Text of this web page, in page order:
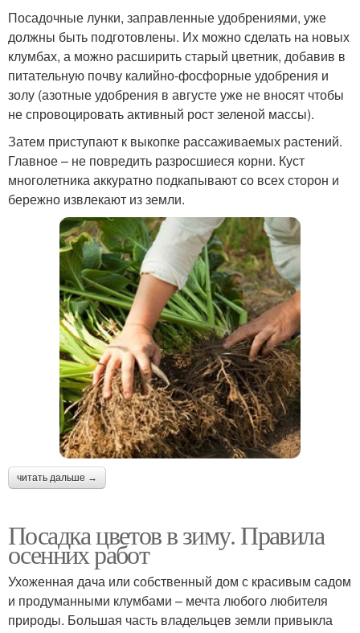
Посадочные лунки, заправленные удобрениями, уже
должны быть подготовлены. Их можно сделать на новых
клумбах, а можно расширить старый цветник, добавив в
питательную почву калийно-фосфорные удобрения и
золу (азотные удобрения в августе уже не вносят чтобы
не спровоцировать активный рост зеленой массы).
Затем приступают к выкопке рассаживаемых растений.
Главное – не повредить разросшиеся корни. Куст
многолетника аккуратно подкапывают со всех сторон и
бережно извлекают из земли.
читать дальше →
Посадка цветов в зиму. Правила
осенних работ
Ухоженная дача или собственный дом с красивым садом
и продуманными клумбами – мечта любого любителя
природы. Большая часть владельцев земли привыкла